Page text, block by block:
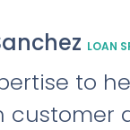
LOAN
to
customer